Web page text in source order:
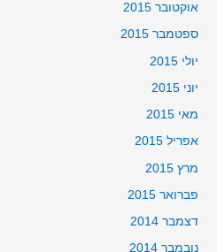
אוקטובר 2015
ספטמבר 2015
יולי 2015
יוני 2015
מאי 2015
אפריל 2015
מרץ 2015
פברואר 2015
דצמבר 2014
נובמבר 2014